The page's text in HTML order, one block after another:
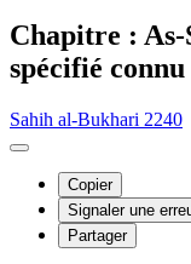
Chapitre :
spécifié connu
Sahih al-Bukhari 2240
Copier
Signaler une
Partager